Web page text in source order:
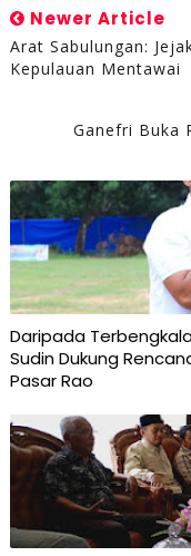
Newer Article
Arat Sabulungan:
Kepulauan Mentawai
Ganefri Buka
Daripada
Sudin Dukung
Pasar Rao